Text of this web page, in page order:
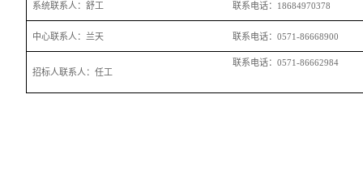
系统联系人：舒工 联系电话：18684970378
中心联系人：兰天 联系电话：0571-86668900
招标人联系人：任工
联系电话：0571-86662984